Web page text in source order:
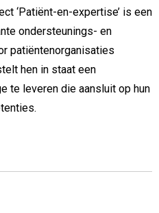
‘Patiënt-en-expertise’ is een
ondersteunings- en
patiëntenorganisaties
hen in staat een
te leveren die aansluit op hun